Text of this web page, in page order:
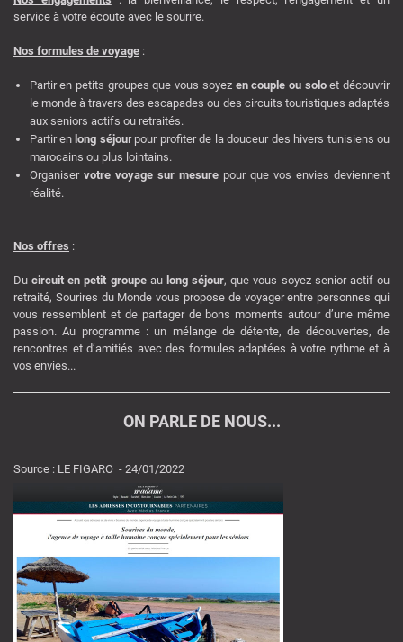
service à votre écoute avec le sourire.
Nos formules de voyage :
Partir en petits groupes que vous soyez en couple ou soloet découvrir
le monde à travers des escapades ou des circuits touristiques adaptés
aux seniors actifs ou retraités.
Partir en long séjour pour profiter de la douceur des hivers tunisiens ou
marocains ou plus lointains.
Organiser votre voyage sur mesure pour que vos envies deviennent
réalité.
Nos offres :
Ducircuit en petit groupeau long séjour, que vous soyez senior actif ou
retraité, Sourires du Monde vous propose de voyager entre personnes qui
vous ressemblent et de partager de bons moments autour d’une même
passion. Au programme : un mélange de détente, de découvertes, de
rencontres et d’amitiés avec des formules adaptées à votre rythme et à
vos envies...
ON PARLE DE NOUS...
Source : LE FIGARO - 24/01/2022